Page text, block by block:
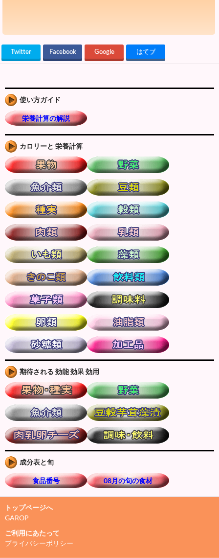
Twitter Facebook Google はてブ
使い方ガイド
栄養計算の解説
カロリーと 栄養計算
期待される 効能 効果 効用
成分表と旬
食品番号 08月の旬の食材
トップページへ
GAROP
ご利用にあたって
プライバシーポリシー